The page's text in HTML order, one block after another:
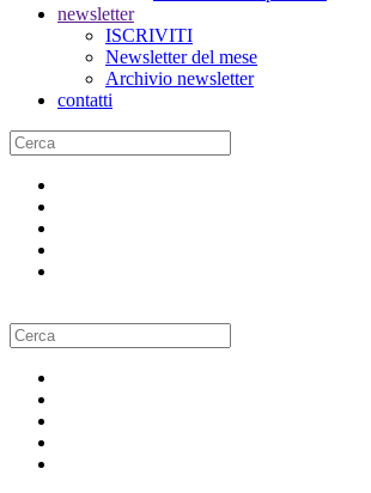
newsletter
ISCRIVITI
Newsletter del mese
Archivio newsletter
contatti